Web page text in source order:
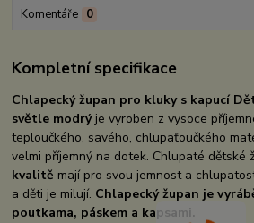
Komentáře 0
Kompletní specifikace
Chlapecký župan pro kluky s kapucí
světle modrý je vyroben z vysoce
teploučkého, savého, chlupaťoučkého
velmi příjemný na dotek. Chlupaté dětské
kvalitě mají pro svou jemnost a
a děti je milují. Chlapeckýžupan je
poutkama, páskem a kapsami.